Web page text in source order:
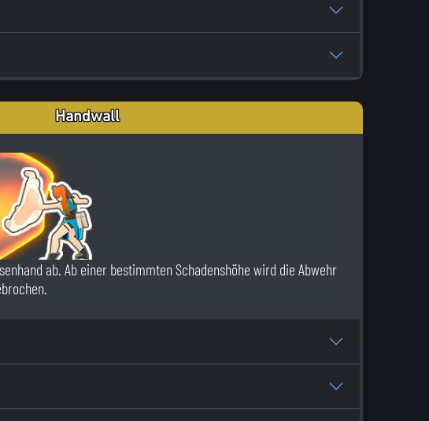
Handwall
ab. Ab einer bestimmten Schadenshöhe wird die Abwehr